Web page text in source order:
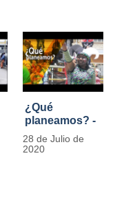
¿Qué
planeamos? -
Por Carlos
Marín, director
28 de Julio de
2020